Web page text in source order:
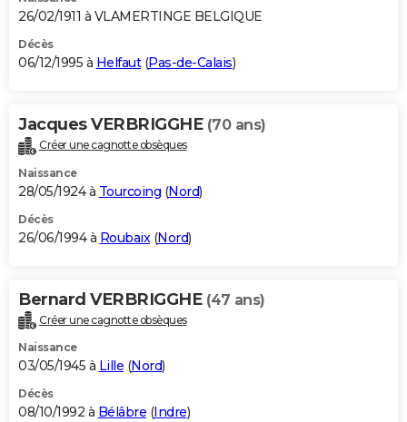
26/02/1911 à VLAMERTINGE BELGIQUE
Décès
06/12/1995 à Helfaut(Pas-de-Calais)
Jacques VERBRIGGHE (70 ans)
Créer une cagnotte obsèques
Naissance
28/05/1924 à Tourcoing (Nord)
Décès
26/06/1994 à Roubaix (Nord)
Bernard VERBRIGGHE (47 ans)
Créer une cagnotte obsèques
Naissance
03/05/1945 à Lille (Nord)
Décès
08/10/1992 à Bélâbre (Indre)